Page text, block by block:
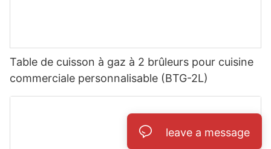
Table de cuisson à gaz à 2 brûleurs pour cuisine
commerciale personnalisable (BTG-2L)
leave a message